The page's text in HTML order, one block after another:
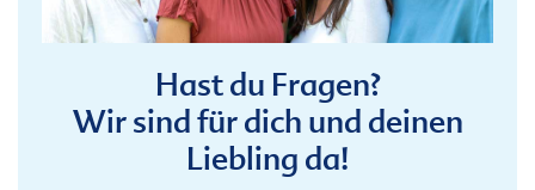
Hast du Fragen?
Wir sind für dich und deinen
Liebling da!